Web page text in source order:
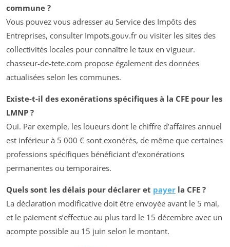
commune ?
Vous pouvez vous adresser au Service des Impôts des
Entreprises, consulter Impots.gouv.fr ou visiter les sites des
collectivités locales pour connaître le taux en vigueur.
chasseur-de-tete.com propose également des données
actualisées selon les communes.
Existe-t-il des exonérations spécifiques à la CFE pour les
LMNP ?
Oui. Par exemple, les loueurs dont le chiffre d’affaires annuel
est inférieur à 5 000 € sont exonérés, de même que certaines
professions spécifiques bénéficiant d’exonérations
permanentes ou temporaires.
Quels sont les délais pour déclarer et payer la CFE ?
La déclaration modificative doit être envoyée avant le 5 mai,
et le paiement s’effectue au plus tard le 15 décembre avec un
acompte possible au 15 juin selon le montant.